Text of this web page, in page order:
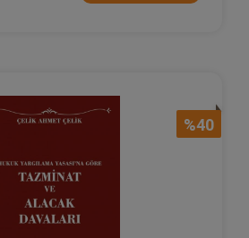
%40